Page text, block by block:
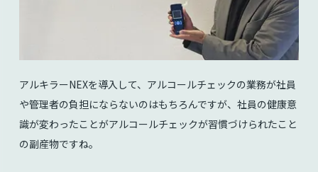
アルキラーNEXを導入して、アルコールチェックの業務が社員
や管理者の負担にならないのはもちろんですが、社員の健康意
識が変わったことがアルコールチェックが習慣づけられたこと
の副産物ですね。